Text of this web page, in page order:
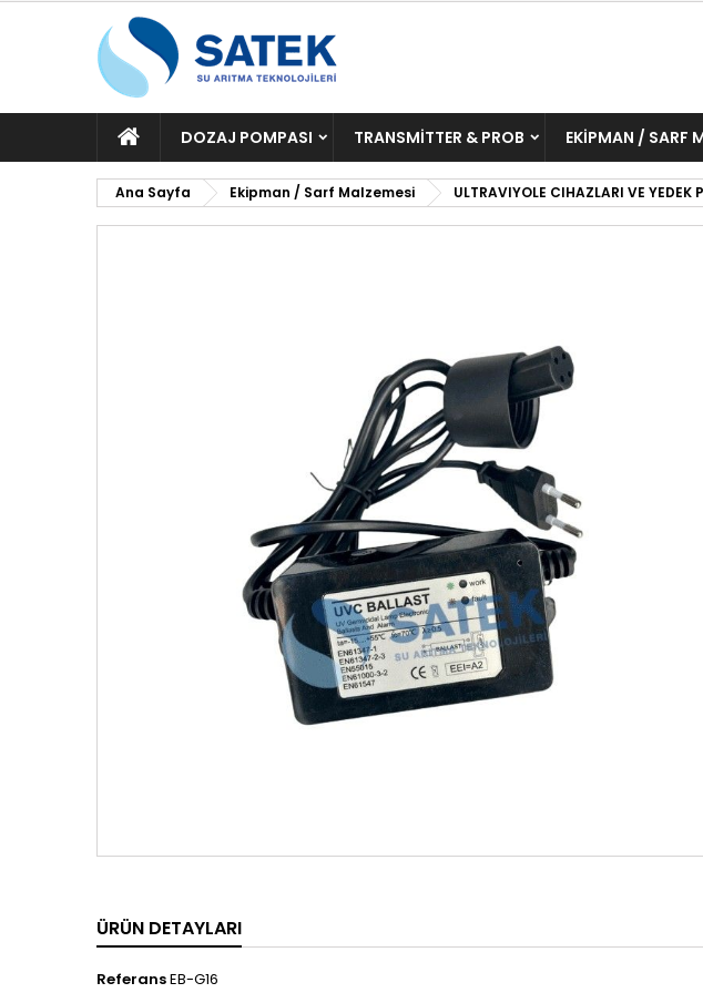
ANA
SAYFA
DOZAJ POMPASI TRANSMITTER & PROB EKIPMAN / SARF
Ana Sayfa Ekipman / Sarf Malzemesi ULTRAVIYOLE CIHAZLARI VE YEDEK
ÜRÜN DETAYLARI
ReferansEB-G16